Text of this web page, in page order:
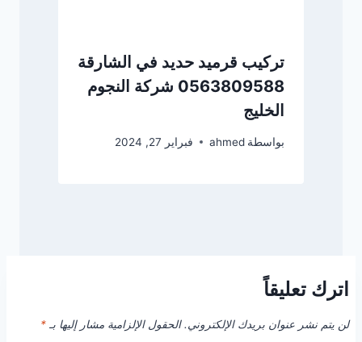
تركيب قرميد حديد في الشارقة
0563809588 شركة النجوم
الخليج
بواسطة ahmed فبراير 27, 2024
اترك تعليقاً
لن يتم نشر عنوان بريدك الإلكتروني. الحقول الإلزامية مشار إليها بـ *